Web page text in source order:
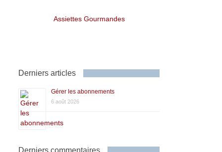
Assiettes Gourmandes
Derniers articles
Gérer les abonnements
6 août 2026
Derniers commentaires